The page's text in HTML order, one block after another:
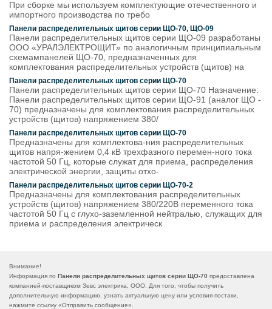
При сборке мы используем комплектующие отечественного и
импортного производства по требо
Панели распределительных щитов серии ЩО-70, ЩО-09
Панели распределительных щитов серии ЩО-09 разработаны
ООО «УРАЛЭЛЕКТРОЩИТ» по аналогичным принципиальным
схемампанелей ЩО-70, предназначенных для
комплектования распределительных устройств (щитов) на
Панели распределительных щитов серии ЩО-70
Панели распределительных щитов серии ЩО-70 Назначение:
Панели распределительных щитов серии ЩО-91 (аналог ЩО -
70) предназначены для комплектования распределительных
устройств (щитов) напряжением 380/
Панели распределительных щитов серии ЩО-70
Предназначены для комплектова-ния распределительных
щитов напря-жением 0,4 кВ трехфазного перемен-ного тока
частотой 50 Гц, которые служат для приема, распределения
электрической энергии, защиты отхо-
Панели распределительных щитов серии ЩО-70-2
Предназначены для комплектования распределительных
устройств (щитов) напряжением 380/220В переменного тока
частотой 50 Гц с глухо-заземленной нейтралью, служащих для
приема и распределения электрическ
Внимание!
Информация по Панели распределительных щитов серии ЩО-70 предоставлена
компанией-поставщиком Зевс электрика, ООО. Для того, чтобы получить
дополнительную информацию, узнать актуальную цену или условия постаки,
нажмите ссылку «Отправить сообщение».